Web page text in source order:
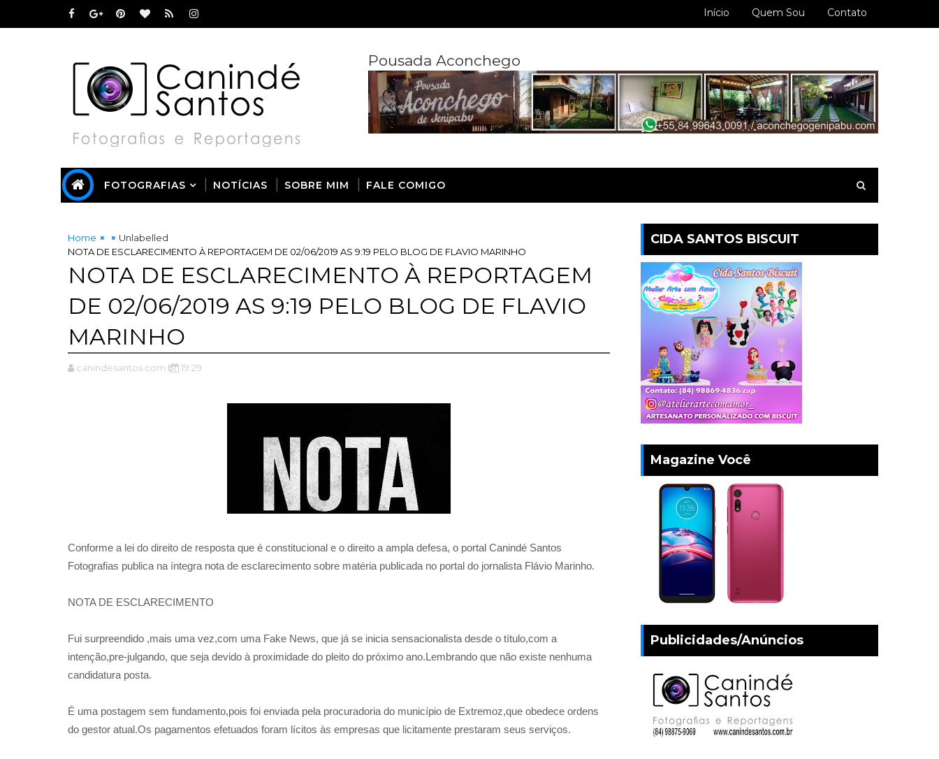
Início Quem Sou Contato
Pousada Aconchego
FOTOGRAFIAS NOTÍCIAS SOBRE MIM FALE COMIGO
Home
Unlabelled
NOTA DE ESCLARECIMENTO À REPORTAGEM DE 02/06/2019 AS 9:19 PELO BLOG DE FLAVIO MARINHO
NOTA DE ESCLARECIMENTO À REPORTAGEM
DE 02/06/2019 AS 9:19 PELO BLOG DE FLAVIO
MARINHO
canindesantos.com.br 19:29
Conforme a lei do direito de resposta que é constitucional e o direito a ampla defesa, o portal Canindé Santos
Fotografias publica na íntegra nota de esclarecimento sobre matéria publicada no portal do jornalista Flávio Marinho.
NOTA DE ESCLARECIMENTO
Fui surpreendido ,mais uma vez,com uma Fake News, que já se inicia sensacionalista desde o título,com a
intenção,pre-julgando, que seja devido à proximidade do pleito do próximo ano.Lembrando que não existe nenhuma
candidatura posta.
É uma postagem sem fundamento,pois foi enviada pela procuradoria do município de Extremoz,que obedece ordens
do gestor atual.Os pagamentos efetuados foram lícitos às empresas que licitamente prestaram seus serviços.
CIDA SANTOS BISCUIT
Magazine Você
Publicidades/Anúncios